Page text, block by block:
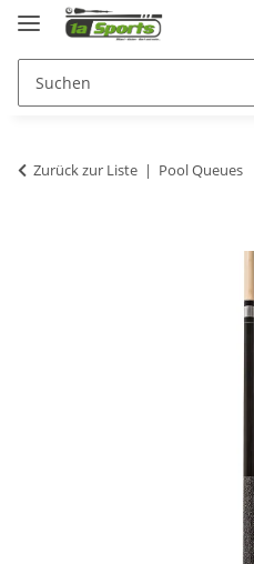
Zurück zur Liste Pool Queues